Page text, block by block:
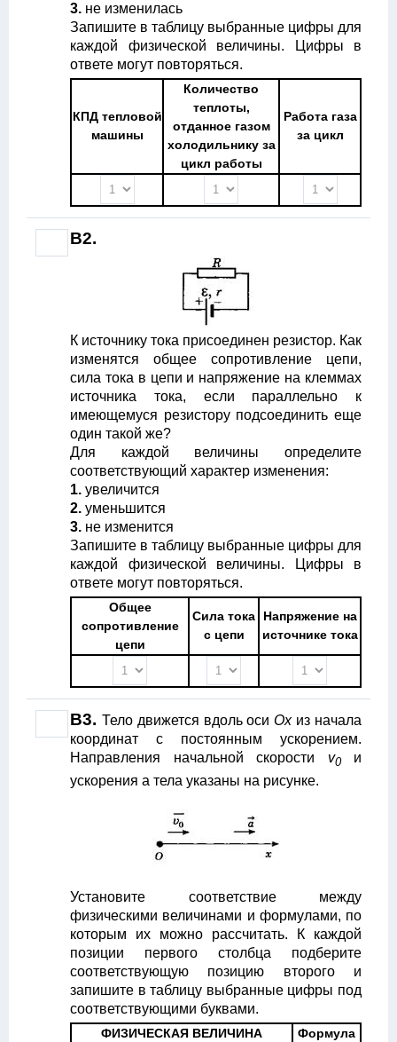
3. не изменилась
Запишите в таблицу выбранные цифры для
каждой физической величины. Цифры в
ответе могут повторяться.
КПД тепловой
машины
Количество
теплоты,
отданное газом
холодильнику за
цикл работы
Работа газа
за цикл
B2.
К источнику тока присоединен резистор. Как
изменятся общее сопротивление цепи,
сила тока в цепи и напряжение на клеммах
источника тока, если параллельно к
имеющемуся резистору подсоединить еще
один такой же?
Для каждой величины определите
соответствующий характер изменения:
1. увеличится
2. уменьшится
3. не изменится
Запишите в таблицу выбранные цифры для
каждой физической величины. Цифры в
ответе могут повторяться.
Общее
сопротивление
цепи
Сила тока
с цепи
Напряжение на
источнике тока
B3. Тело движется вдоль осиОхиз начала
координат с постоянным ускорением.
Направления начальной скорости v0и
ускорения а тела указаны на рисунке.
Установите соответствие между
физическими величинами и формулами, по
которым их можно рассчитать. К каждой
позиции первого столбца подберите
соответствующую позицию второго и
запишите в таблицу выбранные цифры под
соответствующими буквами.
ФИЗИЧЕСКАЯ ВЕЛИЧИНА
Формула